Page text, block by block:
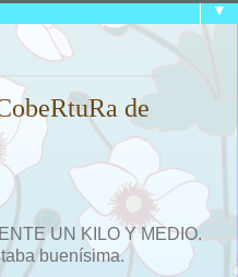
▼
de
UN KILO Y MEDIO.
buenísima.